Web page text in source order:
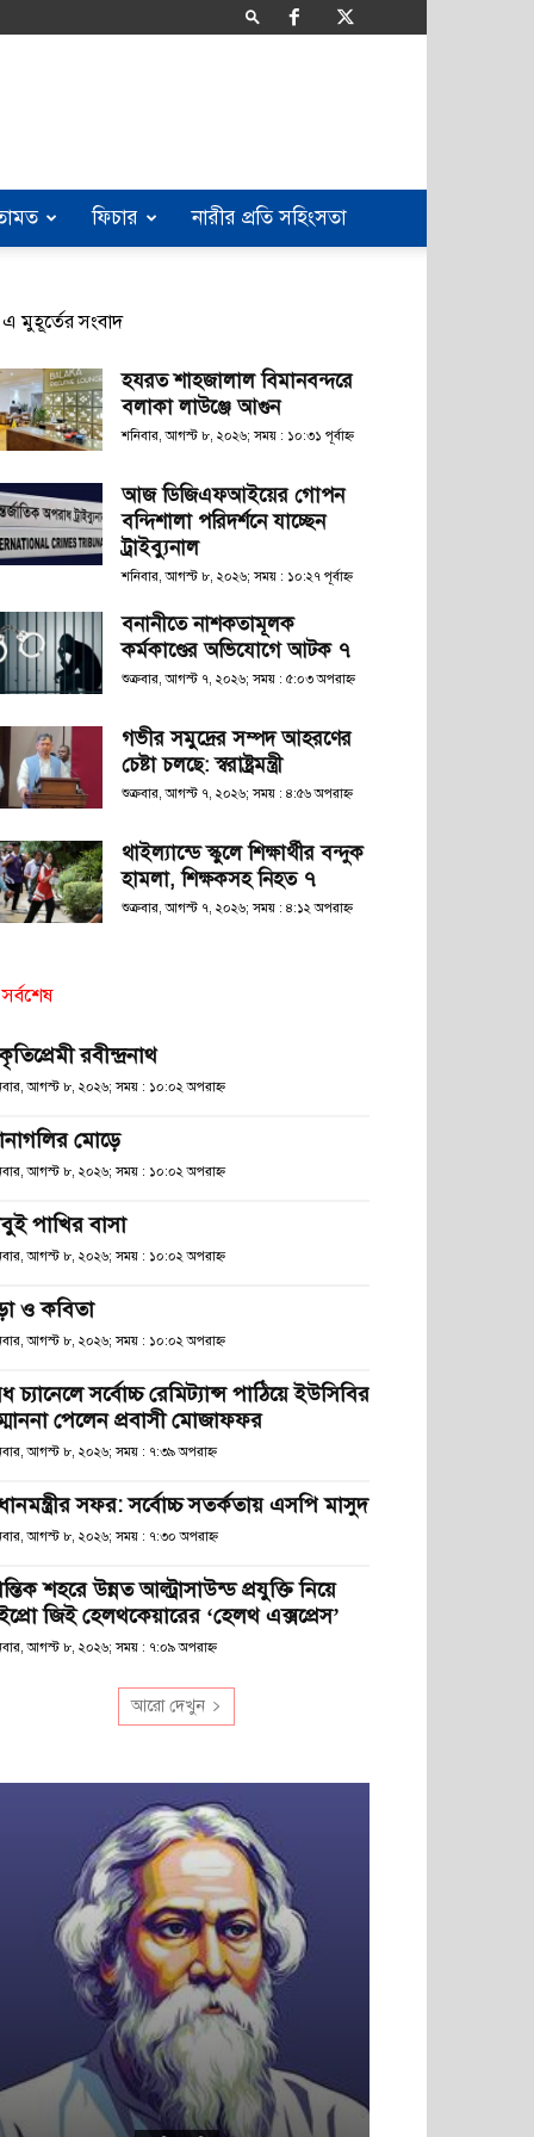
ফিচার নারীর প্রতি সহিংসতা
এ মুহূর্তের সংবাদ
হযরত শাহজালাল বিমানবন্দরে
বলাকা লাউঞ্জে আগুন
শনিবার, আগস্ট ৮, ২০২৬; সময় : ১০:৩১ পূর্বাহ্ণ
আজ ডিজিএফআইয়ের গোপন
বন্দিশালা পরিদর্শনে যাচ্ছেন
ট্রাইব্যুনাল
শনিবার, আগস্ট ৮, ২০২৬; সময় : ১০:২৭ পূর্বাহ্ণ
বনানীতে নাশকতামূলক
কর্মকাণ্ডের অভিযোগে আটক ৭
শুক্রবার, আগস্ট ৭, ২০২৬; সময় : ৫:০৩ অপরাহ্ণ
গভীর সমুদ্রের সম্পদ আহরণের
চেষ্টা চলছে: স্বরাষ্ট্রমন্ত্রী
শুক্রবার, আগস্ট ৭, ২০২৬; সময় : ৪:৫৬ অপরাহ্ণ
থাইল্যান্ডে স্কুলে শিক্ষার্থীর বন্দুক
হামলা, শিক্ষকসহ নিহত ৭
শুক্রবার, আগস্ট ৭, ২০২৬; সময় : ৪:১২ অপরাহ্ণ
সর্বশেষ
রবীন্দ্রনাথ
আগস্ট ৮, ২০২৬; সময় : ১০:০২ অপরাহ্ণ
মোড়ে
আগস্ট ৮, ২০২৬; সময় : ১০:০২ অপরাহ্ণ
পাখির বাসা
আগস্ট ৮, ২০২৬; সময় : ১০:০২ অপরাহ্ণ
ও কবিতা
আগস্ট ৮, ২০২৬; সময় : ১০:০২ অপরাহ্ণ
চ্যানেলে সর্বোচ্চ রেমিট্যান্স পাঠিয়ে ইউসিবির
পেলেন প্রবাসী মোজাফফর
আগস্ট ৮, ২০২৬; সময় : ৭:৩৯ অপরাহ্ণ
সফর: সর্বোচ্চ সতর্কতায় এসপি মাসুদ
আগস্ট ৮, ২০২৬; সময় : ৭:৩০ অপরাহ্ণ
শহরে উন্নত আল্ট্রাসাউন্ড প্রযুক্তি নিয়ে
জিই হেলথকেয়ারের ‘হেলথ এক্সপ্রেস’
আগস্ট ৮, ২০২৬; সময় : ৭:০৯ অপরাহ্ণ
আরো দেখুন